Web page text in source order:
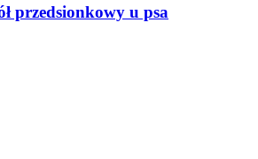
przedsionkowy u psa